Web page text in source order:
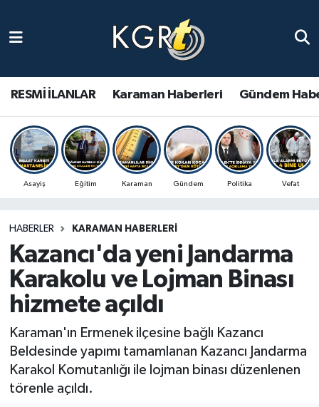
RESMİ İLANLAR Karaman Haberleri Gündem
Asayiş Eğitim Karaman Gündem Politika Vefat
HABERLER KARAMAN HABERLERI
Kazancı'da yeni Jandarma
Karakolu ve Lojman Binası
hizmete açıldı
Karaman'ın Ermenek ilçesine bağlı Kazancı
Beldesinde yapımı tamamlanan Kazancı Jandarma
Karakol Komutanlığı ile lojman binası düzenlenen
törenle açıldı.
Gündem Haberleri
Güncel Haberler
Spor Haberleri
Ulusal Haberler
Vefat Edenler